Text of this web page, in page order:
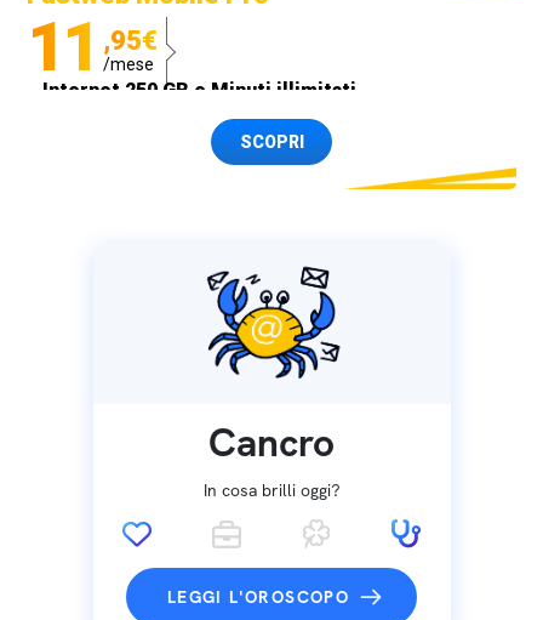
11 ,95€
/mese
Internet 250 GB e Minuti illimitati
Spedizione SIM GRATISSCOPRI
Cancro
In cosa brilli oggi?
LEGGI L'OROSCOPO